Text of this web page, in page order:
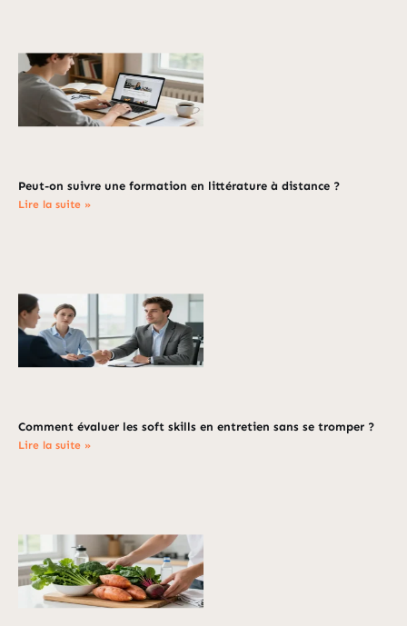
Peut-on suivre une formation en littérature à distance ?
Lire la suite »
Comment évaluer les soft skills en entretien sans se tromper ?
Lire la suite »